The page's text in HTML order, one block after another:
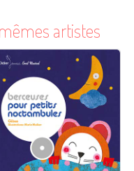
artistes